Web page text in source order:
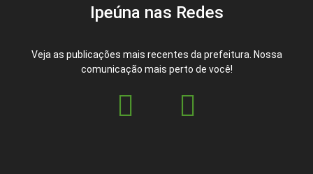
Ipeúna nas Redes
Veja as publicações mais recentes da prefeitura. Nossa
comunicação mais perto de você!